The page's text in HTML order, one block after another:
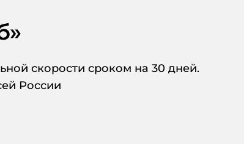
»
скорости сроком на 30 дней.
России